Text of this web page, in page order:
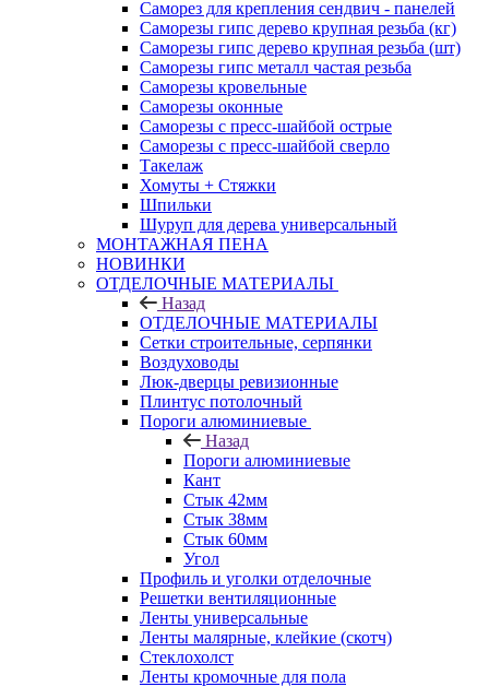
Саморез для крепления сендвич - панелей
Саморезы гипс дерево крупная резьба (кг)
Саморезы гипс дерево крупная резьба (шт)
Саморезы гипс металл частая резьба
Саморезы кровельные
Саморезы оконные
Саморезы с пресс-шайбой острые
Саморезы с пресс-шайбой сверло
Такелаж
Хомуты + Стяжки
Шпильки
Шуруп для дерева универсальный
МОНТАЖНАЯ ПЕНА
НОВИНКИ
ОТДЕЛОЧНЫЕ МАТЕРИАЛЫ
Назад
ОТДЕЛОЧНЫЕ МАТЕРИАЛЫ
Сетки строительные, серпянки
Воздуховоды
Люк-дверцы ревизионные
Плинтус потолочный
Пороги алюминиевые
Назад
Пороги алюминиевые
Кант
Стык 42мм
Стык 38мм
Стык 60мм
Угол
Профиль и уголки отделочные
Решетки вентиляционные
Ленты универсальные
Ленты малярные, клейкие (скотч)
Стеклохолст
Ленты кромочные для пола